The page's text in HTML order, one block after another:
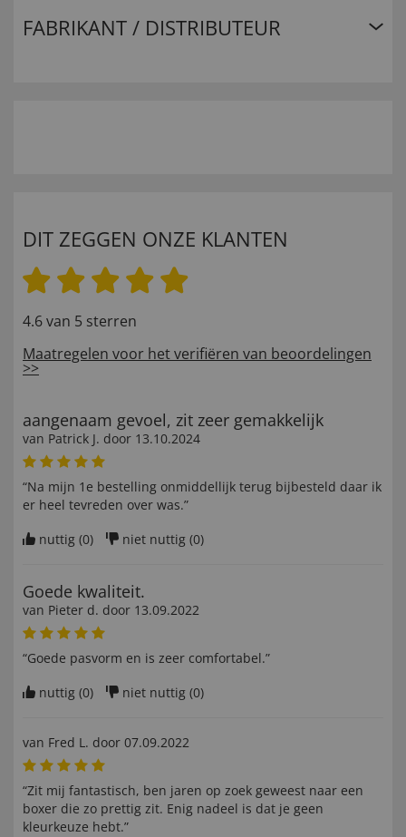
FABRIKANT / DISTRIBUTEUR
DIT ZEGGEN ONZE KLANTEN
4.6 van 5 sterren
Maatregelen voor het verifiëren van beoordelingen
>>
aangenaam gevoel, zit zeer gemakkelijk
van Patrick J. door 13.10.2024
“Na mijn 1e bestelling onmiddellijk terug bijbesteld daar ik
er heel tevreden over was.”
nuttig (0) niet nuttig (0)
Goede kwaliteit.
van Pieter d. door 13.09.2022
“Goede pasvorm en is zeer comfortabel.”
nuttig (0) niet nuttig (0)
van Fred L. door 07.09.2022
“Zit mij fantastisch, ben jaren op zoek geweest naar een
boxer die zo prettig zit. Enig nadeel is dat je geen
kleurkeuze hebt.”